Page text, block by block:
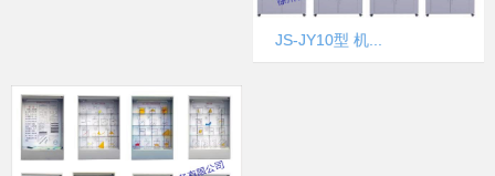
JS-JY10型 机...